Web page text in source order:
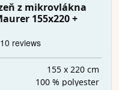
z mikrovlákna
155x220 +
155 x 220 cm
100 % polyester